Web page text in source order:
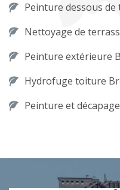
Peinture dessous de
Nettoyage de
Peinture extérieure
Hydrofuge toiture
Peinture et